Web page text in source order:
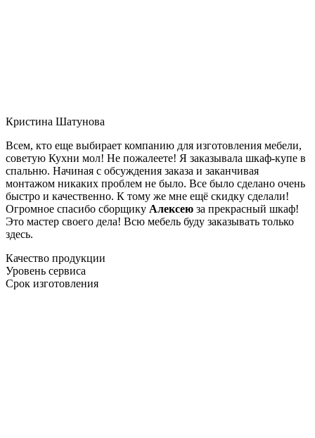
Кристина Шатунова
Всем, кто еще выбирает компанию для изготовления мебели,
советую Кухни мол! Не пожалеете! Я заказывала шкаф-купе в
спальню. Начиная с обсуждения заказа и заканчивая
монтажом никаких проблем не было. Все было сделано очень
быстро и качественно. К тому же мне ещё скидку сделали!
Огромное спасибо сборщику Алексею за прекрасный шкаф!
Это мастер своего дела! Всю мебель буду заказывать только
здесь.
Качество продукции
Уровень сервиса
Срок изготовления